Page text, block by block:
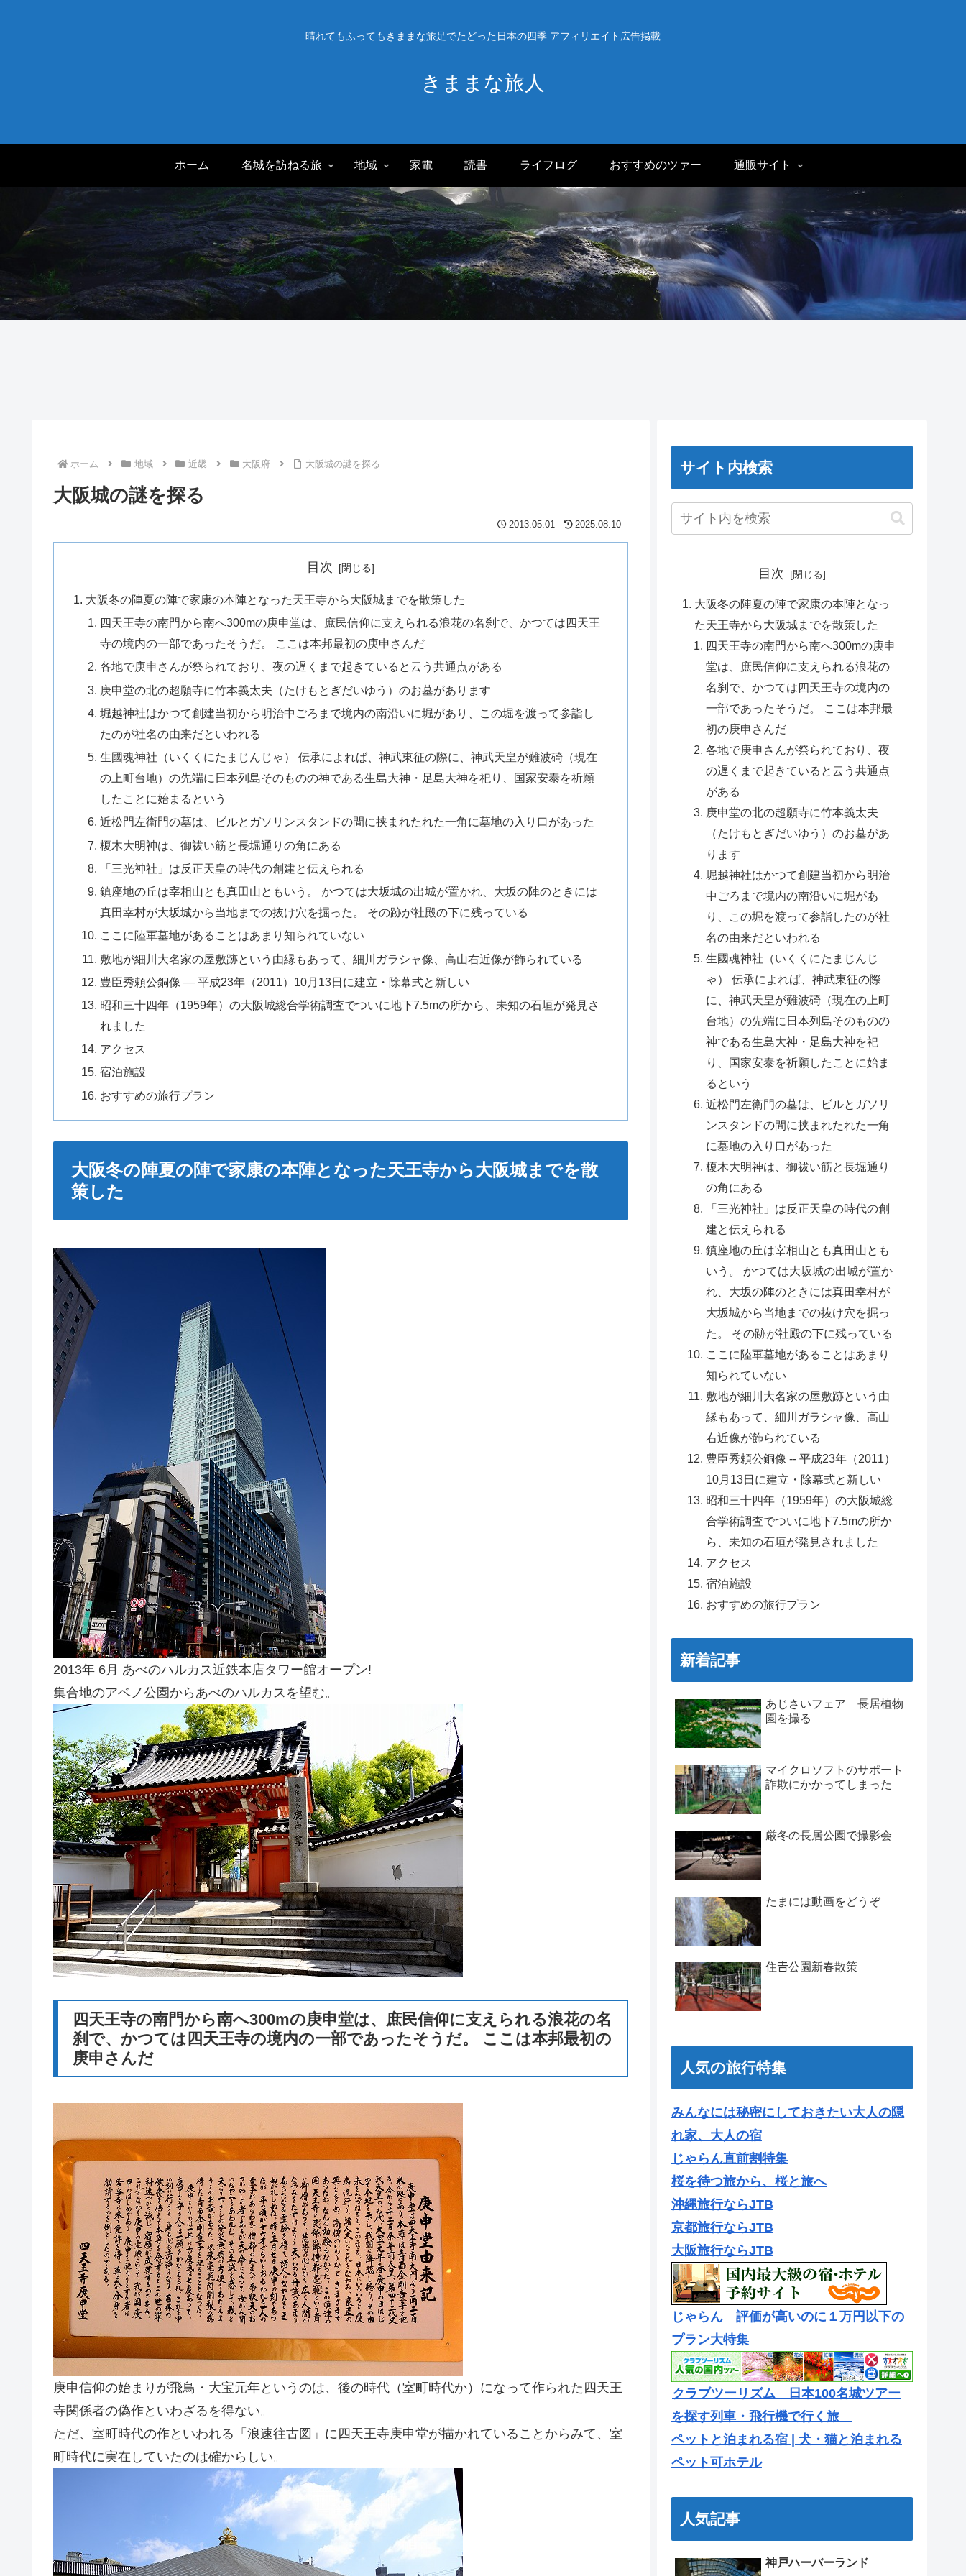
晴れてもふってもきままな旅足でたどった日本の四季 アフィリエイト広告掲載
きままな旅人
ホーム 名城を訪ねる旅 地域 家電 読書 ライフログ おすすめのツァー 通販サイト
ホーム 地域 近畿 大阪府 大阪城の謎を探る
大阪城の謎を探る
2013.05.01 2025.08.10
目次
大阪冬の陣夏の陣で家康の本陣となった天王寺から大阪城までを散策した
四天王寺の南門から南へ300mの庚申堂は、庶民信仰に支えられる浪花の名刹で、かつては四天王
寺の境内の一部であったそうだ。 ここは本邦最初の庚申さんだ
各地で庚申さんが祭られており、夜の遅くまで起きていると云う共通点がある
庚申堂の北の超願寺に竹本義太夫（たけもとぎだいゆう）のお墓があります
堀越神社はかつて創建当初から明治中ごろまで境内の南沿いに堀があり、この堀を渡って参詣し
たのが社名の由来だといわれる
生國魂神社（いくくにたまじんじゃ） 伝承によれば、神武東征の際に、神武天皇が難波碕（現在
の上町台地）の先端に日本列島そのものの神である生島大神・足島大神を祀り、国家安泰を祈願
したことに始まるという
近松門左衛門の墓は、ビルとガソリンスタンドの間に挟まれたれた一角に墓地の入り口があった
榎木大明神は、御祓い筋と長堀通りの角にある
「三光神社」は反正天皇の時代の創建と伝えられる
鎮座地の丘は宰相山とも真田山ともいう。 かつては大坂城の出城が置かれ、大坂の陣のときには
真田幸村が大坂城から当地までの抜け穴を掘った。 その跡が社殿の下に残っている
ここに陸軍墓地があることはあまり知られていない
敷地が細川大名家の屋敷跡という由縁もあって、細川ガラシャ像、高山右近像が飾られている
豊臣秀頼公銅像 — 平成23年（2011）10月13日に建立・除幕式と新しい
昭和三十四年（1959年）の大阪城総合学術調査でついに地下7.5mの所から、未知の石垣が発見さ
れました
アクセス
宿泊施設
おすすめの旅行プラン
大阪冬の陣夏の陣で家康の本陣となった天王寺から大阪城までを散
策した
2013年 6月 あべのハルカス近鉄本店タワー館オープン!
集合地のアベノ公園からあべのハルカスを望む。
四天王寺の南門から南へ300mの庚申堂は、庶民信仰に支えられる浪花の名
刹で、かつては四天王寺の境内の一部であったそうだ。 ここは本邦最初の
庚申さんだ
庚申信仰の始まりが飛鳥・大宝元年というのは、後の時代（室町時代か）になって作られた四天王
寺関係者の偽作といわざるを得ない。
ただ、室町時代の作といわれる「浪速往古図」に四天王寺庚申堂が描かれていることからみて、室
町時代に実在していたのは確からしい。
サイト内検索
目次
大阪冬の陣夏の陣で家康の本陣となっ
た天王寺から大阪城までを散策した
四天王寺の南門から南へ300mの庚申
堂は、庶民信仰に支えられる浪花の
名刹で、かつては四天王寺の境内の
一部であったそうだ。 ここは本邦最
初の庚申さんだ
各地で庚申さんが祭られており、夜
の遅くまで起きていると云う共通点
がある
庚申堂の北の超願寺に竹本義太夫
（たけもとぎだいゆう）のお墓があ
ります
堀越神社はかつて創建当初から明治
中ごろまで境内の南沿いに堀があ
り、この堀を渡って参詣したのが社
名の由来だといわれる
生國魂神社（いくくにたまじんじ
ゃ） 伝承によれば、神武東征の際
に、神武天皇が難波碕（現在の上町
台地）の先端に日本列島そのものの
神である生島大神・足島大神を祀
り、国家安泰を祈願したことに始ま
るという
近松門左衛門の墓は、ビルとガソリ
ンスタンドの間に挟まれたれた一角
に墓地の入り口があった
榎木大明神は、御祓い筋と長堀通り
の角にある
「三光神社」は反正天皇の時代の創
建と伝えられる
鎮座地の丘は宰相山とも真田山とも
いう。 かつては大坂城の出城が置か
れ、大坂の陣のときには真田幸村が
大坂城から当地までの抜け穴を掘っ
た。 その跡が社殿の下に残っている
ここに陸軍墓地があることはあまり
知られていない
敷地が細川大名家の屋敷跡という由
縁もあって、細川ガラシャ像、高山
右近像が飾られている
豊臣秀頼公銅像 -- 平成23年（2011）
10月13日に建立・除幕式と新しい
昭和三十四年（1959年）の大阪城総
合学術調査でついに地下7.5mの所か
ら、未知の石垣が発見されました
アクセス
宿泊施設
おすすめの旅行プラン
新着記事
あじさいフェア 長居植物
園を撮る
マイクロソフトのサポート
詐欺にかかってしまった
厳冬の長居公園で撮影会
たまには動画をどうぞ
住𠮷公園新春散策
人気の旅行特集
みんなには秘密にしておきたい大人の隠
れ家、大人の宿
じゃらん直前割特集
桜を待つ旅から、桜と旅へ
沖縄旅行ならJTB
京都旅行ならJTB
大阪旅行ならJTB
じゃらん 評価が高いのに１万円以下の
プラン大特集
クラブツーリズム 日本100名城ツアー
を探す列車・飛行機で行く旅
ペットと泊まれる宿 | 犬・猫と泊まれる
ペット可ホテル
人気記事
神戸ハーバーランド